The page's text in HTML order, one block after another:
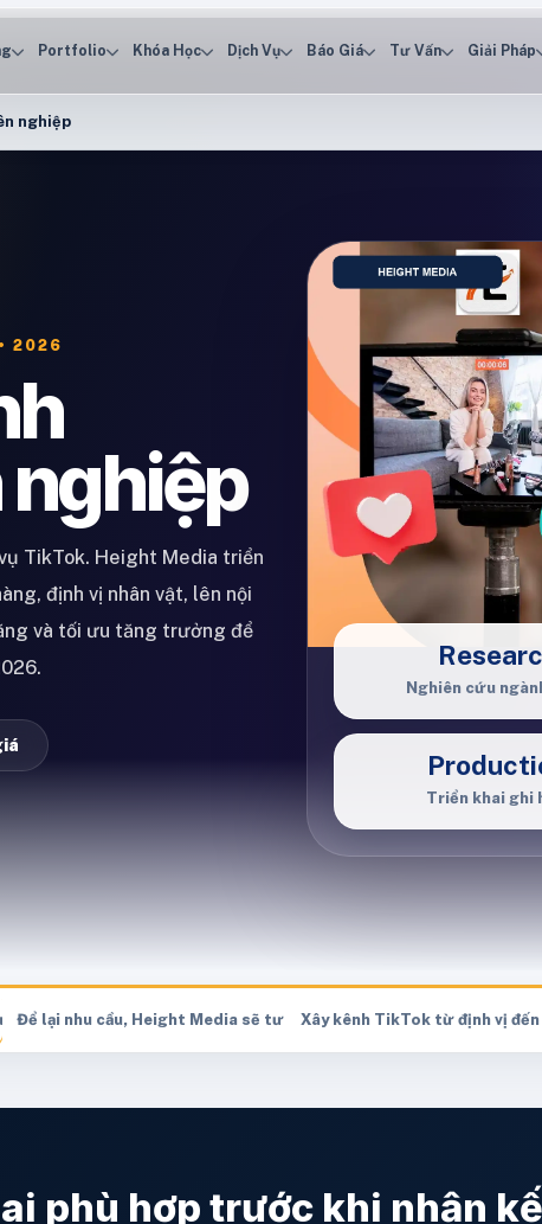
Portfolio Khóa Học Dịch Vụ Báo Giá Tư Vấn Giải Pháp
nghiệp
2026
TikTok. Height Media triển
định vị nhân vật, lên nội
và tối ưu tăng trưởng để
Nghiên cứu
Triển khai ghi
khi nhận kế hoạch & báo giá
Để lại nhu cầu, Height Media sẽ tư vấn hướng triển khai phù hợp
Xây kênh TikTok từ định vị đến
phù hợp trước khi nhận